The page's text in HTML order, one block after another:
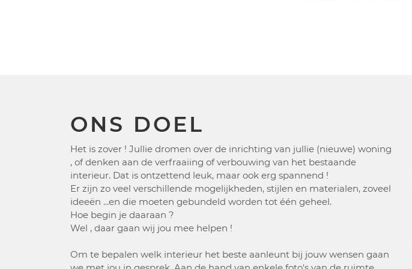
ONS DOEL
Het is zover ! Jullie dromen over de inrichting van jullie (nieuwe) woning
, of denken aan de verfraaiing of verbouwing van het bestaande
interieur. Dat is ontzettend leuk, maar ook erg spannend !
Er zijn zo veel verschillende mogelijkheden, stijlen en materialen, zoveel
ideeën ...en die moeten gebundeld worden tot één geheel.
Hoe begin je daaraan ?
Wel , daar gaan wij jou mee helpen !
Om te bepalen welk interieur het beste aanleunt bij jouw wensen gaan